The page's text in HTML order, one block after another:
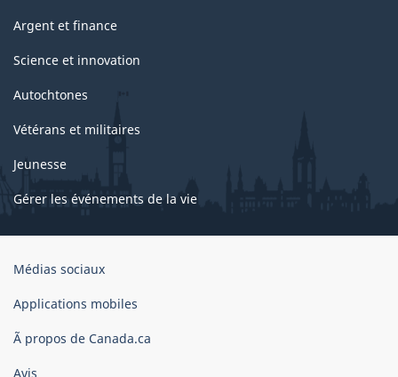
Argent et finance
Science et innovation
Autochtones
Vétérans et militaires
Jeunesse
Gérer les événements de la vie
Organisation
gouvernement
Canada
Médias sociaux
Applications mobiles
Ã propos de Canada.ca
Avis